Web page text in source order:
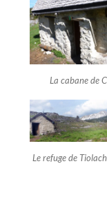
La cabane de
Le refuge de